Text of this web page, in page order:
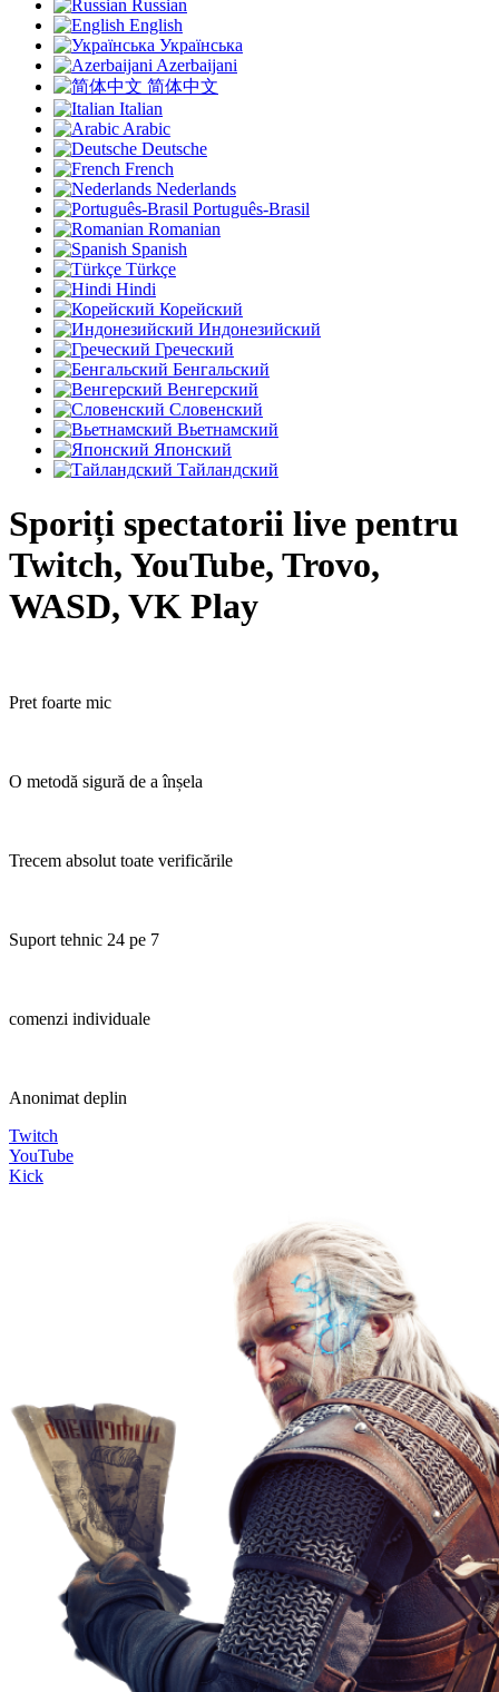
Russian
English
Українська
Azerbaijani
简体中文
Italian
Arabic
Deutsche
French
Nederlands
Português-Brasil
Romanian
Spanish
Türkçe
Hindi
Корейский
Индонезийский
Греческий
Бенгальский
Венгерский
Словенский
Вьетнамский
Японский
Тайландский
Sporiți spectatorii live pentru
Twitch, YouTube, Trovo,
WASD, VK Play
Pret foarte mic
O metodă sigură de a înșela
Trecem absolut toate verificările
Suport tehnic 24 pe 7
comenzi individuale
Anonimat deplin
Twitch
YouTube
Kick